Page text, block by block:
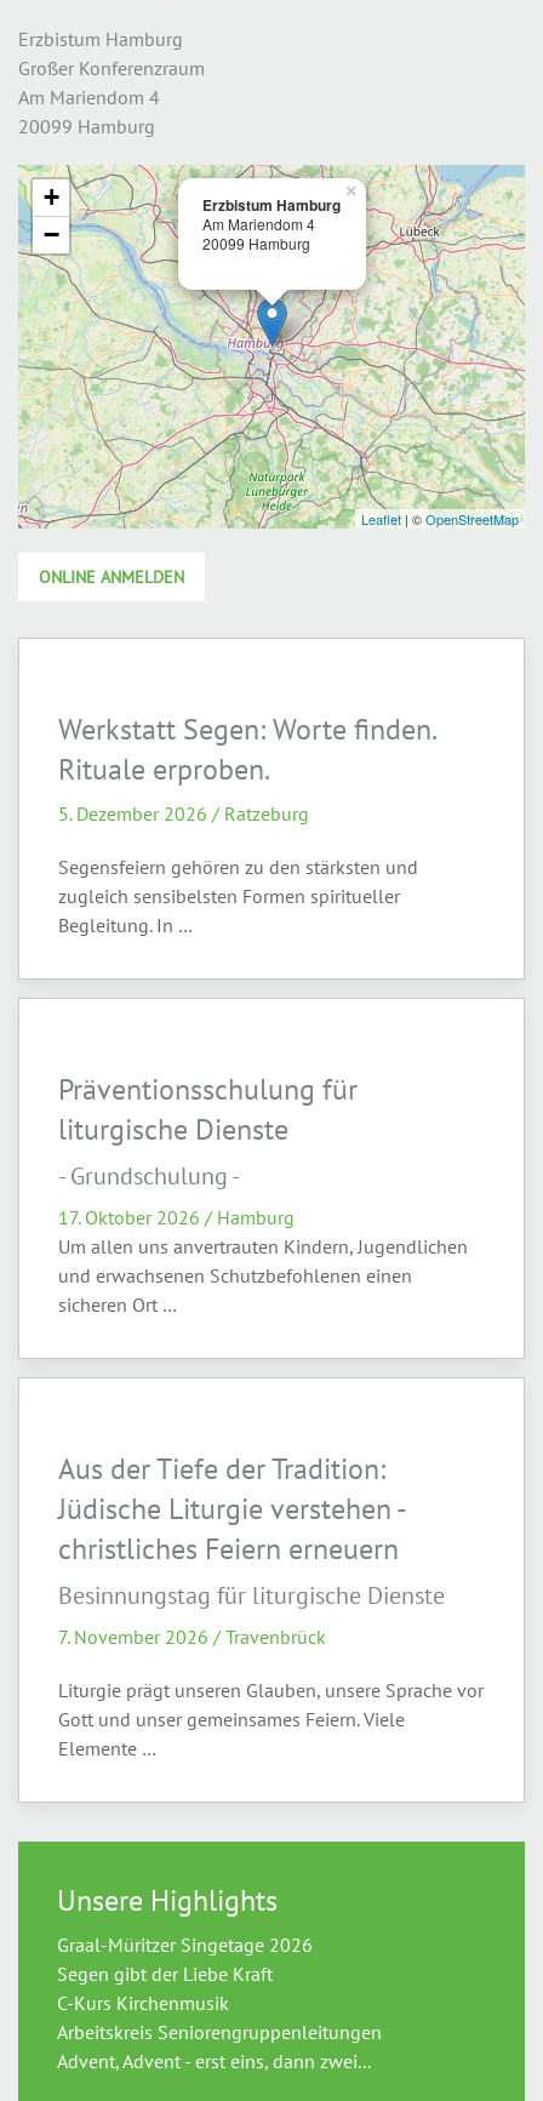
Erzbistum Hamburg
Großer Konferenzraum
Am Mariendom 4
20099 Hamburg
ONLINE ANMELDEN
Werkstatt Segen: Worte finden.
Rituale erproben.
5. Dezember 2026 / Ratzeburg
Segensfeiern gehören zu den stärksten und
zugleich sensibelsten Formen spiritueller
Begleitung. In …
Präventionsschulung für
liturgische Dienste
- Grundschulung -
17. Oktober 2026 / Hamburg
Um allen uns anvertrauten Kindern, Jugendlichen
und erwachsenen Schutzbefohlenen einen
sicheren Ort …
Aus der Tiefe der Tradition:
Jüdische Liturgie verstehen -
christliches Feiern erneuern
Besinnungstag für liturgische Dienste
7. November 2026 / Travenbrück
Liturgie prägt unseren Glauben, unsere Sprache vor
Gott und unser gemeinsames Feiern. Viele
Elemente …
Unsere Highlights
Graal-Müritzer Singetage 2026
Segen gibt der Liebe Kraft
C-Kurs Kirchenmusik
Arbeitskreis Seniorengruppenleitungen
Advent, Advent - erst eins, dann zwei...